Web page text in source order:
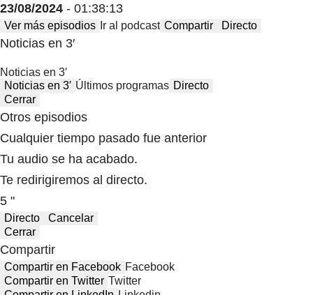
23/08/2024 - 01:38:13
Ver más episodios Ir al podcast Compartir Directo
Noticias en 3′
Noticias en 3′
Noticias en 3′ Últimos programas Directo
Cerrar
Otros episodios
Cualquier tiempo pasado fue anterior
Tu audio se ha acabado.
Te redirigiremos al directo.
5 "
Directo
Cancelar
Cerrar
Compartir
Compartir en Facebook Facebook
Compartir en Twitter Twitter